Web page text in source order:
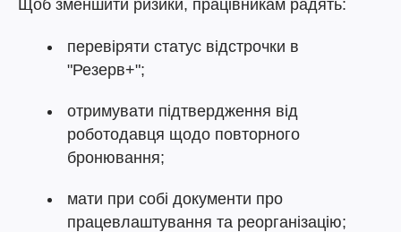
Щоб зменшити ризики, працівникам радять:
перевіряти статус відстрочки в
"Резерв+";
отримувати підтвердження від
роботодавця щодо повторного
бронювання;
мати при собі документи про
працевлаштування та реорганізацію;